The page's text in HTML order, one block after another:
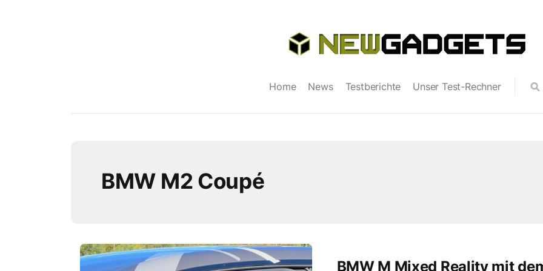
Home News Testberichte Unser Test-Rechner
BMW M2 Coupé
BMW M Mixed Reality mit